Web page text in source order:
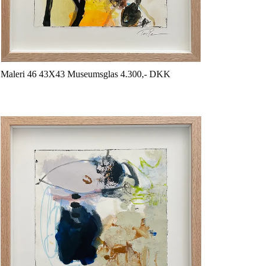
Maleri 46 43X43 Museumsglas 4.300,- DKK